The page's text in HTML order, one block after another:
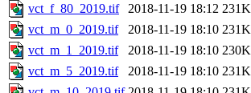
vct_f_80_2019.tif
2018-11-19 18:12 231K
vct_m_0_2019.tif
2018-11-19 18:10 231K
vct_m_1_2019.tif
2018-11-19 18:10 230K
vct_m_5_2019.tif
2018-11-19 18:10 231K